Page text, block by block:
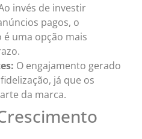
invés de investir
pagos, o
uma opção mais
O engajamento gerado
já que os
da marca.